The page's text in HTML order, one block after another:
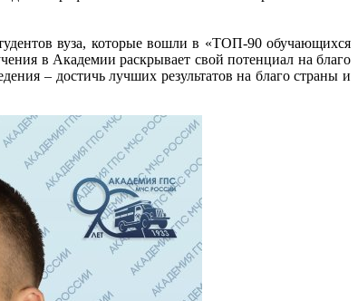
вуза, которые вошли в «ТОП-90 обучающихся
в Академии раскрывает свой потенциал на благо
– достичь лучших результатов на благо страны и